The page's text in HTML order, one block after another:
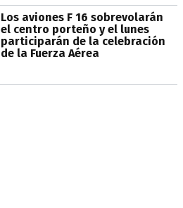
Los aviones F 16 sobrevolarán
el centro porteño y el lunes
participarán de la celebración
de la Fuerza Aérea